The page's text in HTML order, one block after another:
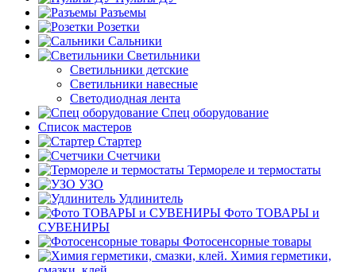
Разъемы
Розетки
Сальники
Светильники
Светильники детские
Светильники навесные
Светодиодная лента
Спец оборудование
Список мастеров
Стартер
Счетчики
Термореле и термостаты
УЗО
Удлинитель
Фото ТОВАРЫ и
СУВЕНИРЫ
Фотосенсорные товары
Химия герметики,